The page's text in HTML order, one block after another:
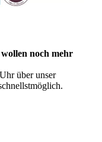
noch mehr
über unser